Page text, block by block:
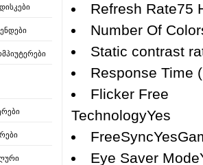
Refresh Rate75
Number Of
Static contrast
Response Time
Flicker Free
TechnologyYes
Eye Saver